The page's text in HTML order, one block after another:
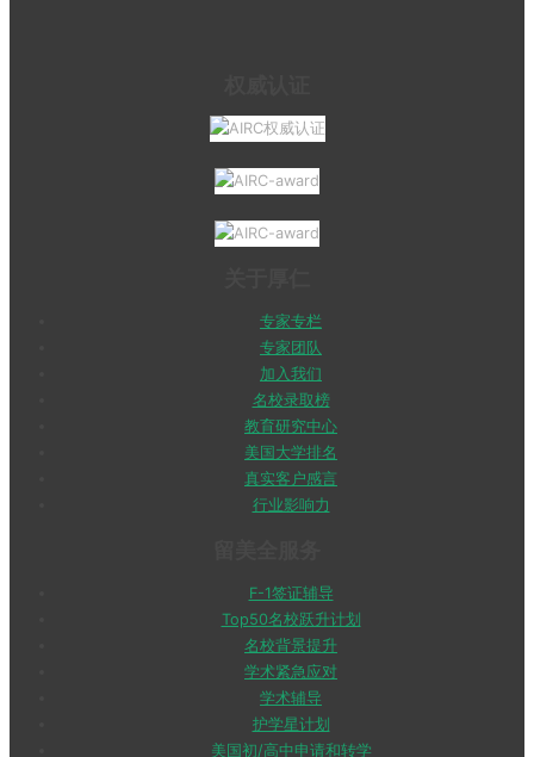
专家专栏
专家团队
加入我们
名校录取榜
教育研究中心
美国大学排名
真实客户感言
行业影响力
F-1签证辅导
Top50名校跃升计划
名校背景提升
学术紧急应对
学术辅导
护学星计划
美国初/高中申请和转学